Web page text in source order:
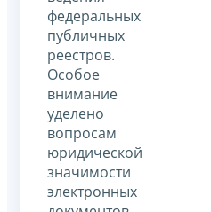
федеральных
публичных
реестров.
Особое
внимание
уделено
вопросам
юридической
значимости
электронных